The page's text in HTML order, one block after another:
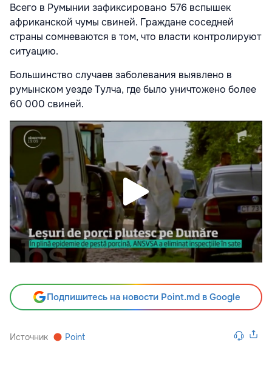
Всего в Румынии зафиксировано 576 вспышек
африканской чумы свиней. Граждане соседней
страны сомневаются в том, что власти контролируют
ситуацию.
Большинство случаев заболевания выявлено в
румынском уезде Тулча, где было уничтожено более
60 000 свиней.
Подпишитесь на новости Point.md в Google
Источник Point